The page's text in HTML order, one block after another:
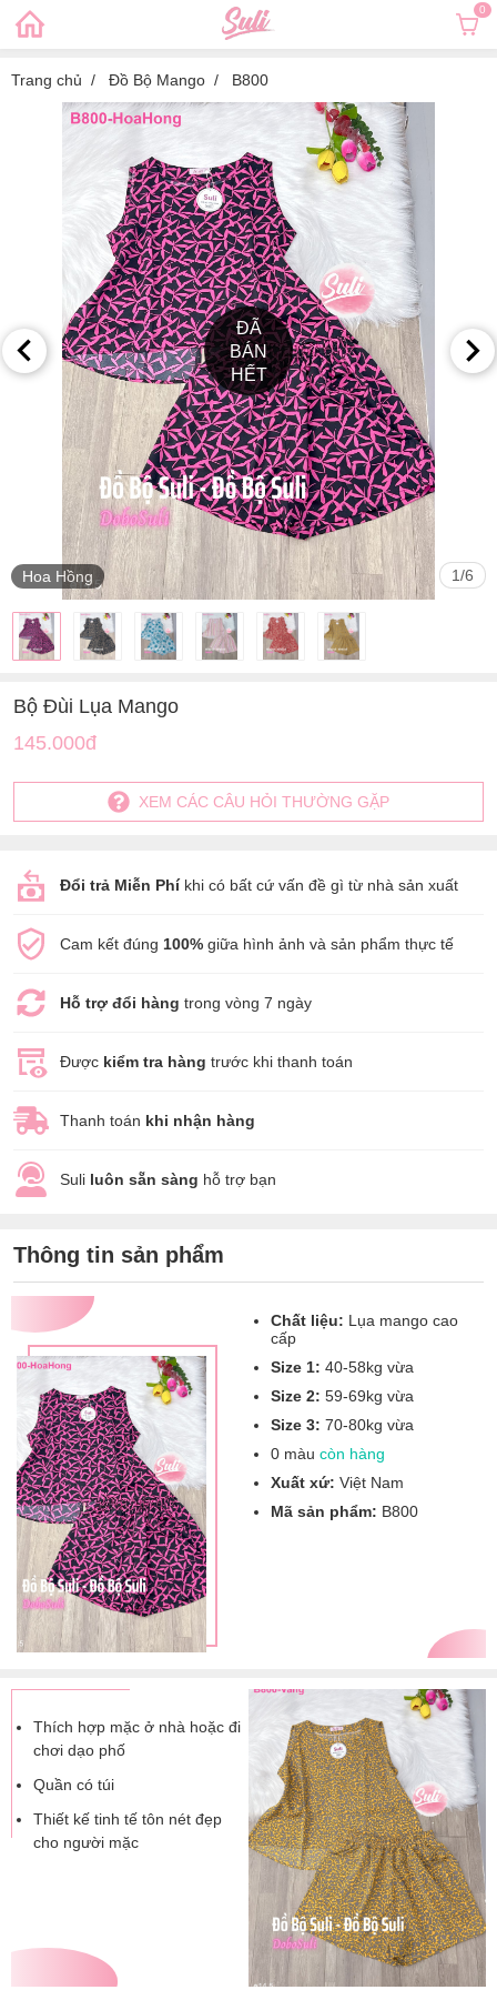
0
Trang chủ Đồ Bộ Mango B800
ĐÃ
BÁN
HẾT
1/6
Hoa Hồng
Bộ Đùi Lụa Mango
145.000đ
XEM CÁC CÂU HỎI THƯỜNG GẶP
Đổi trả Miễn Phíkhi có bất cứ vấn đề gì từ nhà sản xuất
Cam kết đúng 100% giữa hình ảnh và sản phẩm thực tế
Hỗ trợ đổi hàng trong vòng 7 ngày
Được kiểm tra hàng trước khi thanh toán
Thanh toán khi nhận hàng
Suli luôn sẵn sàng hỗ trợ bạn
Thông tin sản phẩm
Chất liệu: Lụa mango cao
cấp
Size 1: 40-58kg vừa
Size 2: 59-69kg vừa
Size 3: 70-80kg vừa
0 màu còn hàng
Xuất xứ: Việt Nam
Mã sản phẩm: B800
Thích hợp mặc ở nhà hoặc đi
chơi dạo phố
Quần có túi
Thiết kế tinh tế tôn nét đẹp
cho người mặc